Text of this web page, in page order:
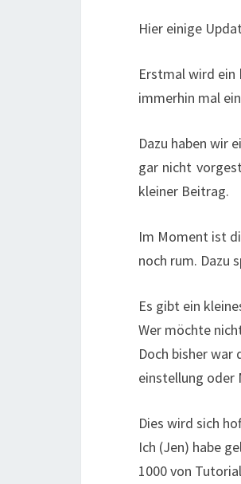
Hier einige
Erstmal wird ein
immerhin mal
Dazu haben wir
gar nicht
kleiner Beitrag.
Im Moment ist
noch rum. Dazu
Es gibt ein
Wer möchte
Doch bisher
einstellung oder
Dies wird sich
Ich (Jen) habe
1000 von